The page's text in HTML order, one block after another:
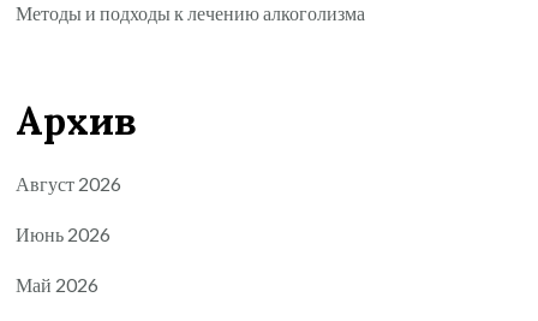
Методы и подходы к лечению алкоголизма
Архив
Август 2026
Июнь 2026
Май 2026